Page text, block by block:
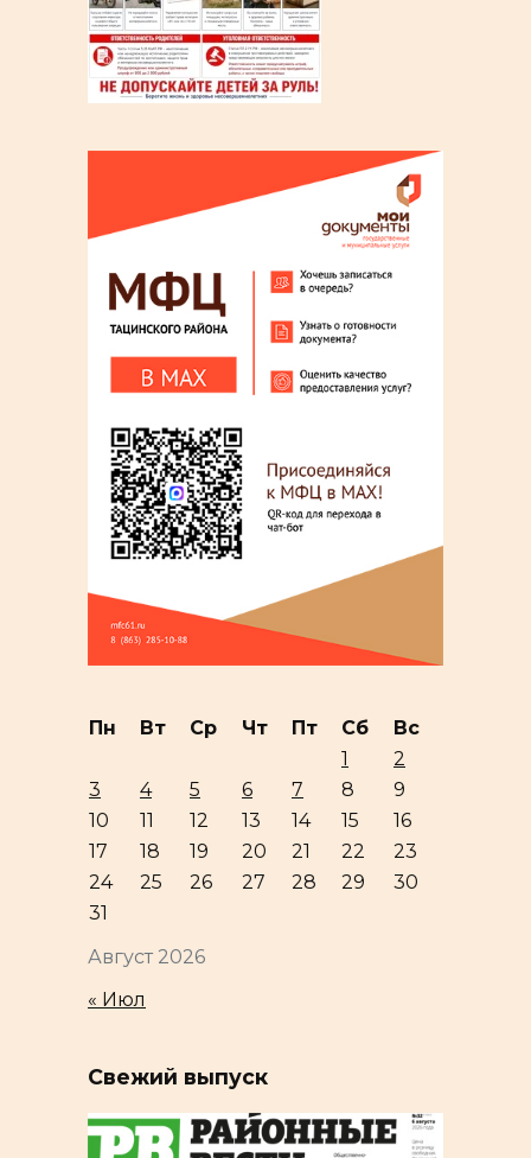
Август 2026
Пн Вт Ср Чт Пт Сб
Вс
1
2
3
4 5 6 7 8
9
10
11 12 13 14 15
16
17
18 19 20 21 22
23
24
25 26 27 28 29
30
31
« Июл
Свежий выпуск